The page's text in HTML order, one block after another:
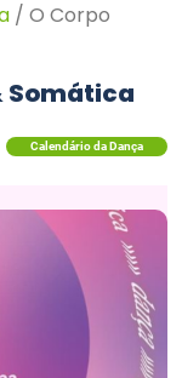
/ O Corpo
Somática
Calendário da Dança